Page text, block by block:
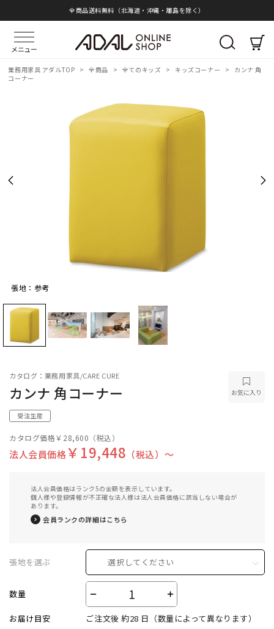
全商品送料無料（北海道・沖縄・離島を除く）
メニュー
業務用家具 アダルTOP > 全商品 > 全てのキッズ > キッズコーナー >
カンナ 角
コーナー
張地：参考
カタログ：業務用家具/CARE CURE
カンナ 角コーナー お気に入り
受注生産
カタログ価格￥28,600 （税込）
法人会員価格￥19,448 （税込）〜
法人会員価格はランク5の金額を表示しています。
個人様や登録情報が不正確な法人様は法人会員価格に該当しない場合が
あります。
会員ランクの詳細はこちら
張地を選ぶ 選択してください
数量 － ＋
お届け目安 ご注文後 約28 日（数量によって異なります）